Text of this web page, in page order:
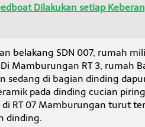
Dilakukan setiap
belakang SDN 007, rumah
Mamburungan RT 3, rumah
sedang di bagian dinding
pada dinding cucian
RT 07 Mamburungan turut
dinding.